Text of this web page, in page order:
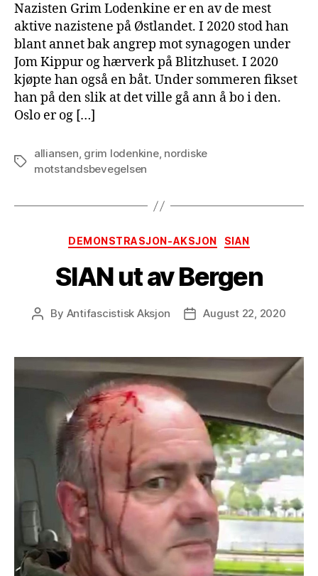
Nazisten Grim Lodenkine er en av de mest
aktive nazistene på Østlandet. I 2020 stod han
blant annet bak angrep mot synagogen under
Jom Kippur og hærverk på Blitzhuset. I 2020
kjøpte han også en båt. Under sommeren fikset
han på den slik at det ville gå ann å bo i den.
Oslo er og […]
Tags
alliansen, grim lodenkine, nordiske
motstandsbevegelsen
Categories
DEMONSTRASJON-AKSJON SIAN
SIAN ut av Bergen
Post
By Antifascistisk Aksjon
PostAugust 22, 2020